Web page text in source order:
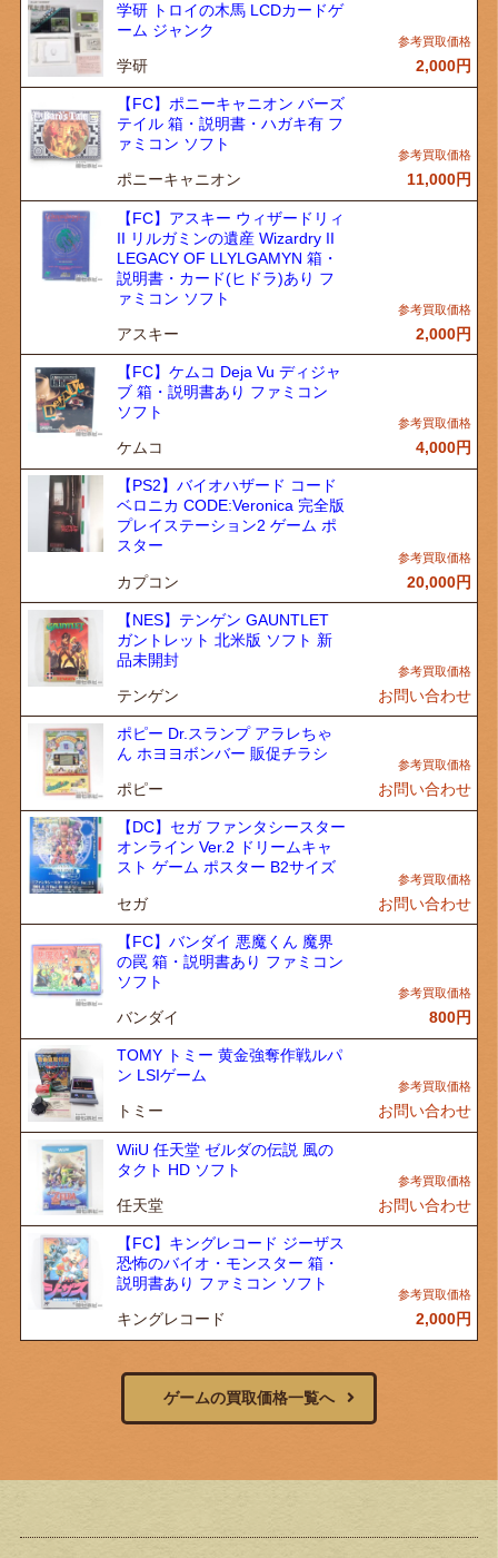
学研 トロイの木馬 LCDカードゲ
ーム ジャンク
学研 2,000円
【FC】ポニーキャニオン バーズ
テイル 箱・説明書・ハガキ有 フ
ァミコン ソフト
ポニーキャニオン 11,000円
【FC】アスキー ウィザードリィ
II リルガミンの遺産 Wizardry II
LEGACY OF LLYLGAMYN 箱・
説明書・カード(ヒドラ)あり フ
ァミコン ソフト
アスキー 2,000円
【FC】ケムコ Deja Vu ディジャ
ブ 箱・説明書あり ファミコン
ソフト
ケムコ 4,000円
【PS2】バイオハザード コード
ベロニカ CODE:Veronica 完全版
プレイステーション2 ゲーム ポ
スター
カプコン 20,000円
【NES】テンゲン GAUNTLET
ガントレット 北米版 ソフト 新
品未開封
テンゲン お問い合わせ
ポピー Dr.スランプ アラレちゃ
ん ホヨヨボンバー 販促チラシ
ポピー お問い合わせ
【DC】セガ ファンタシースター
オンライン Ver.2 ドリームキャ
スト ゲーム ポスター B2サイズ
セガ お問い合わせ
【FC】バンダイ 悪魔くん 魔界
の罠 箱・説明書あり ファミコン
ソフト
バンダイ 800円
TOMY トミー 黄金強奪作戦ルパ
ン LSIゲーム
トミー お問い合わせ
WiiU 任天堂 ゼルダの伝説 風の
タクト HD ソフト
任天堂 お問い合わせ
【FC】キングレコード ジーザス
恐怖のバイオ・モンスター 箱・
説明書あり ファミコン ソフト
キングレコード 2,000円
ゲームの買取価格一覧へ